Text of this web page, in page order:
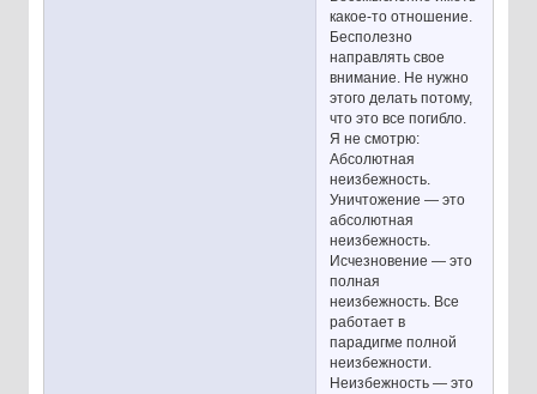
какое-то отношение.
Бесполезно
направлять свое
внимание. Не нужно
этого делать потому,
что это все погибло.
Я не смотрю:
Абсолютная
неизбежность.
Уничтожение — это
абсолютная
неизбежность.
Исчезновение — это
полная
неизбежность. Все
работает в
парадигме полной
неизбежности.
Неизбежность — это